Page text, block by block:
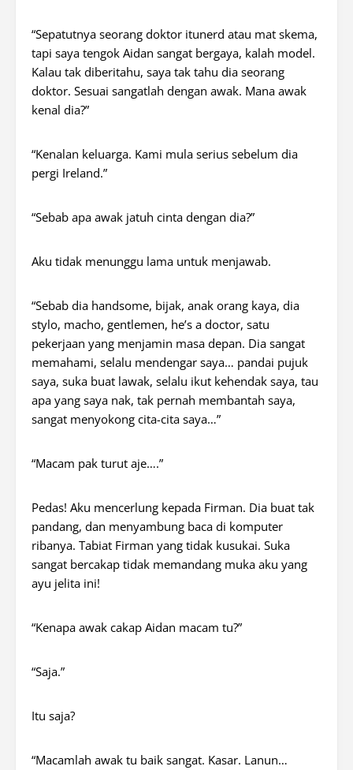
“Sepatutnya seorang doktor itunerd atau mat skema,
tapi saya tengok Aidan sangat bergaya, kalah model.
Kalau tak diberitahu, saya tak tahu dia seorang
doktor. Sesuai sangatlah dengan awak. Mana awak
kenal dia?”
“Kenalan keluarga. Kami mula serius sebelum dia
pergi Ireland.”
“Sebab apa awak jatuh cinta dengan dia?”
Aku tidak menunggu lama untuk menjawab.
“Sebab dia handsome, bijak, anak orang kaya, dia
stylo, macho, gentlemen, he’s a doctor, satu
pekerjaan yang menjamin masa depan. Dia sangat
memahami, selalu mendengar saya… pandai pujuk
saya, suka buat lawak, selalu ikut kehendak saya, tau
apa yang saya nak, tak pernah membantah saya,
sangat menyokong cita-cita saya…”
“Macam pak turut aje….”
Pedas! Aku mencerlung kepada Firman. Dia buat tak
pandang, dan menyambung baca di komputer
ribanya. Tabiat Firman yang tidak kusukai. Suka
sangat bercakap tidak memandang muka aku yang
ayu jelita ini!
“Kenapa awak cakap Aidan macam tu?”
“Saja.”
Itu saja?
“Macamlah awak tu baik sangat. Kasar. Lanun…